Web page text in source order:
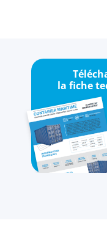
la fiche